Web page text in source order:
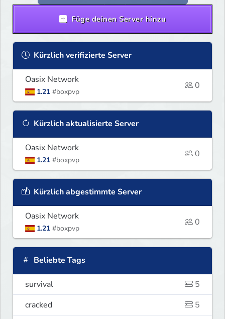
Füge deinen Server hinzu
Kürzlich verifizierte Server
Oasix Network
1.21 #boxpvp
0
Kürzlich aktualisierte Server
Oasix Network
1.21 #boxpvp
0
Kürzlich abgestimmte Server
Oasix Network
1.21 #boxpvp
0
Beliebte Tags
survival
5
cracked
5